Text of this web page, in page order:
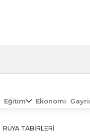
Eğitim Ekonomi
RÜYA TABIRLERI